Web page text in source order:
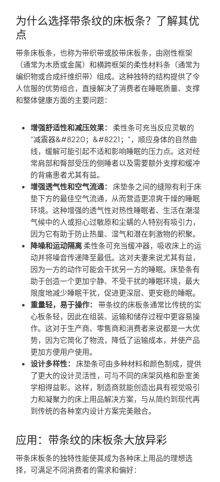
为什么选择带条纹的床板条？了解其优
点
带条床板条，也称为带织带或胶带床板条，由刚性框架
（通常为木质或金属）和横跨框架的柔性材料条（通常为
编织物或合成纤维织带）组成。这种独特的结构提供了令
人信服的优势组合，直接解决了消费者在睡眠质量、支撑
和整体健康方面的主要问题：
增强舒适性和减压效果：
柔性条可充当反应灵敏的
"减震器&#8220；&#8221；"，顺应身体的自然曲
线，缓解可能引起不适和影响睡眠的压力点。这对经
常肩部和臀部受压的侧睡者以及需要额外支撑和缓冲
的背痛患者尤其有益。
增强透气性和空气流通：
床垫条之间的缝隙有利于床
垫下方的最佳空气流通，从而营造更凉爽干燥的睡眠
环境。这种增强的透气性对热性睡眠者、生活在潮湿
气候中的人或担心过敏原和尘螨的人特别有吸引力，
因为它有助于防止热量、湿气和潜在刺激物的积聚。
降噪和运动隔离柔性条可充当缓冲器，吸收床上的运
动并将噪音传递降至最低。这对夫妻来说尤其有益，
因为一方的动作可能会干扰另一方的睡眠。床垫条有
助于创造一个更加宁静、不受干扰的睡眠环境，最大
限度地减少睡眠干扰，促进更深层、更安稳的睡眠。
重量轻，易于操作：
带条纹的床板条通常比传统的实
心板条轻，因此在组装、运输和储存过程中更容易操
作。这对于生产商、零售商和消费者来说都是一大优
势，因为它简化了物流，降低了运输成本，并使产品
更加方便用户使用。
设计多样性：
床垫条可由多种材料和颜色制成，提供
了更大的设计灵活性，可与不同的床架风格和卧室美
学相得益彰。这样，制造商就能创造出具有视觉吸引
力和凝聚力的床上用品解决方案，与从简约到现代再
到传统的各种室内设计方案完美融合。
应用：带条纹的床板条大放异彩
带条床板条的独特性能使其成为各种床上用品的理想选
择，可满足不同消费者的需求和偏好：